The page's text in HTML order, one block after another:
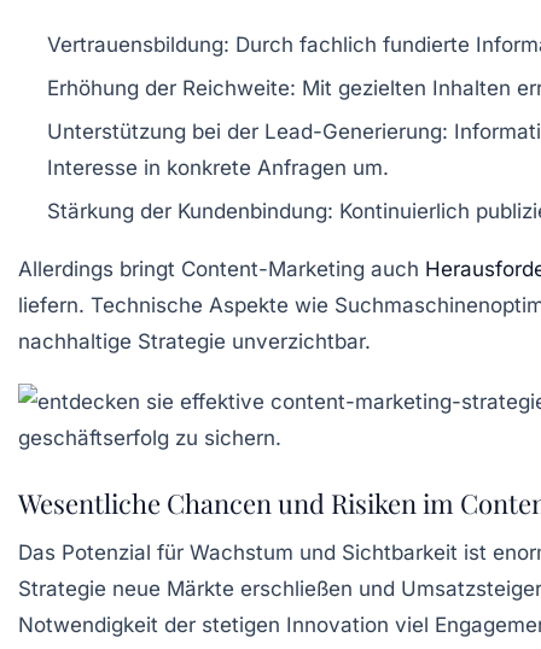
Vertrauensbildung: Durch fachlich fundierte
Erhöhung der Reichweite: Mit gezielten Inhalten
Unterstützung bei der Lead-Generierung:
Interesse in konkrete Anfragen um.
Stärkung der Kundenbindung: Kontinuierlich
Allerdings bringt Content-Marketing auch
liefern. Technische Aspekte wie
nachhaltige Strategie unverzichtbar.
Wesentliche Chancen und Risiken im
Das Potenzial für Wachstum und Sichtbarkeit ist
Strategie neue Märkte erschließen und
Notwendigkeit der stetigen Innovation viel